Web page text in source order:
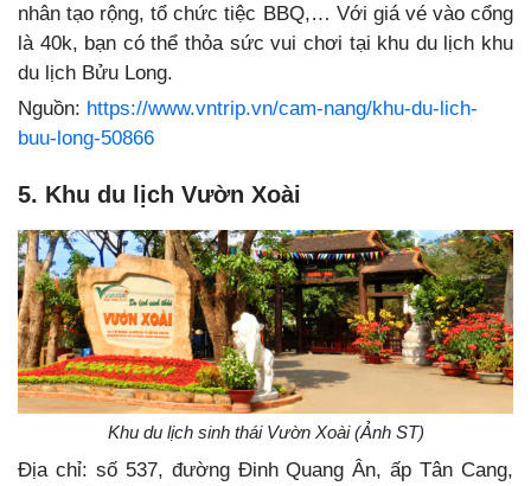
nhân tạo rộng, tổ chức tiệc BBQ,… Với giá vé vào cổng
là 40k, bạn có thể thỏa sức vui chơi tại khu du lịch khu
du lịch Bửu Long.
Nguồn: https://www.vntrip.vn/cam-nang/khu-du-lich-
buu-long-50866
5. Khu du lịch Vườn Xoài
Khu du lịch sinh thái Vườn Xoài (Ảnh ST)
Địa chỉ: số 537, đường Đinh Quang Ân, ấp Tân Cang,